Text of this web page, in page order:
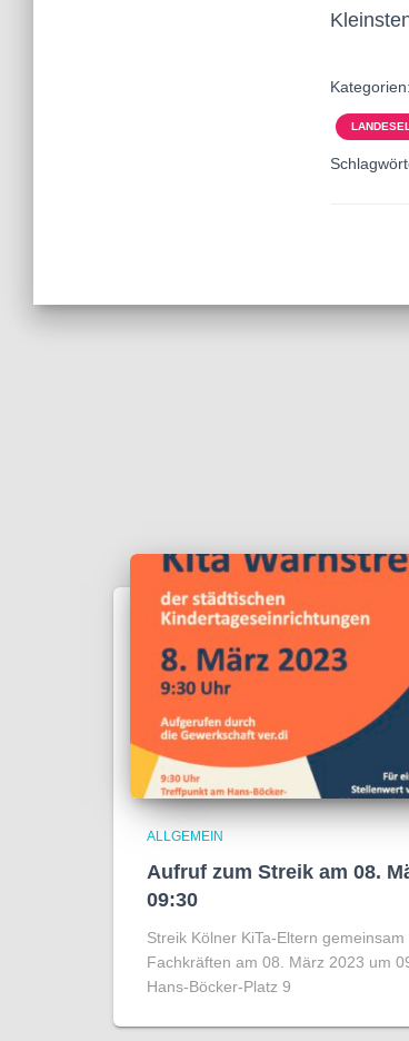
Kategorien:
ALLGEMEIN
Aufruf zum Streik am 08.
09:30
Streik Kölner KiTa-Eltern gemeinsam
Fachkräften am 08. März 2023 um
Hans-Böcker-Platz 9